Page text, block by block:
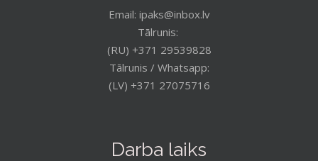
Email: ipaks@inbox.lv
Tālrunis:
(RU) +371 29539828
Tālrunis / Whatsapp:
(LV) +371 27075716
Darba laiks